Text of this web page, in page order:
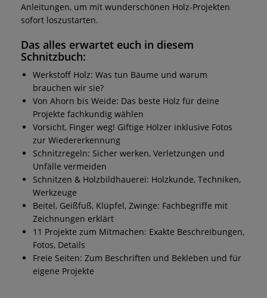
Anleitungen, um mit wunderschönen Holz-Projekten
sofort loszustarten.
Das alles erwartet euch in diesem
Schnitzbuch:
Werkstoff Holz: Was tun Bäume und warum
brauchen wir sie?
Von Ahorn bis Weide: Das beste Holz für deine
Projekte fachkundig wählen
Vorsicht, Finger weg! Giftige Hölzer inklusive Fotos
zur Wiedererkennung
Schnitzregeln: Sicher werken, Verletzungen und
Unfälle vermeiden
Schnitzen & Holzbildhauerei: Holzkunde, Techniken,
Werkzeuge
Beitel, Geißfuß, Klüpfel, Zwinge: Fachbegriffe mit
Zeichnungen erklärt
11 Projekte zum Mitmachen: Exakte Beschreibungen,
Fotos, Details
Freie Seiten: Zum Beschriften und Bekleben und für
eigene Projekte